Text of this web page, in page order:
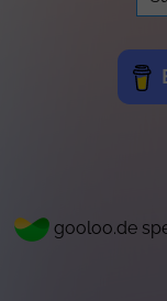
gooloo.de